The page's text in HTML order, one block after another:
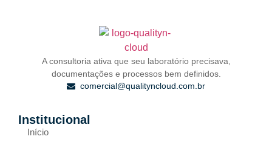
A consultoria ativa que seu laboratório precisava,
documentações e processos bem definidos.
comercial@qualityncloud.com.br
Institucional
Início